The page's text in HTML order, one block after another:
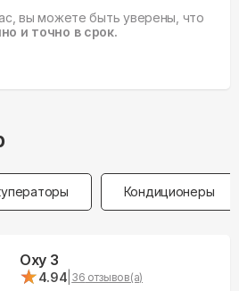
вы можете быть уверены, что
и точно в срок.
Кондиционеры
Oxy 3
★
★4.94 36 отзывов(а)